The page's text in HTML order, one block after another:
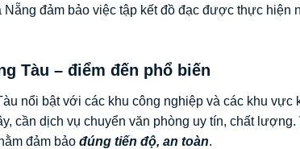
đảm bảo việc tập kết đồ đạc được thực hiện
Tàu – điểm đến phổ biến
nổi bật với các khu công nghiệp và các khu
cần dịch vụ chuyển văn phòng uy tín, chất
đảm bảo đúng tiến độ, an toàn.